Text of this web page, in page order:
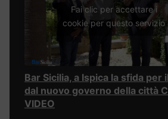
Fai clic per accettare i
cookie per questo servizio
Bar Sicilia, a Ispica la sfida per
dal nuovo governo della città
VIDEO